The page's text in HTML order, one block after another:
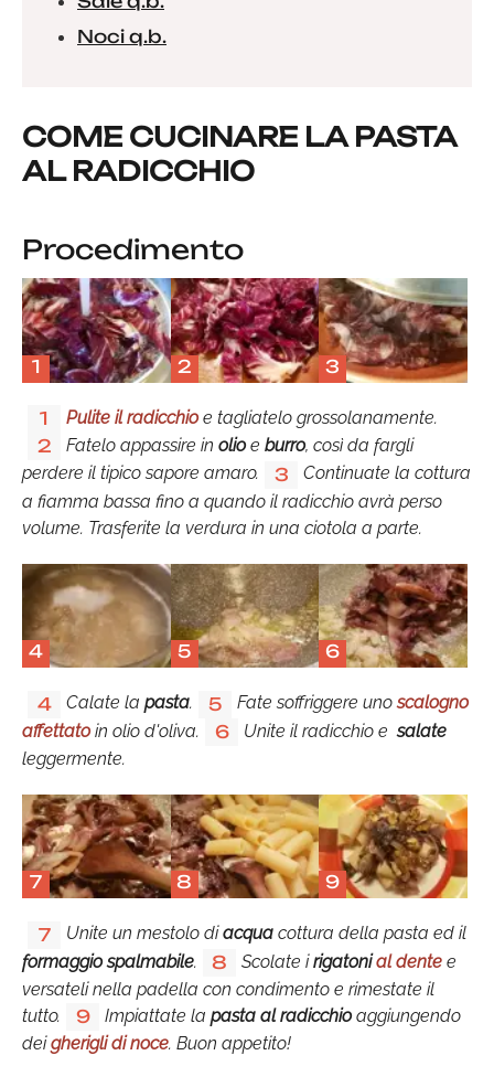
Noci q.b.
COME CUCINARE LA PASTA
AL RADICCHIO
Procedimento
1 2 3
1 Pulite il radicchioe tagliatelo grossolanamente.
2 Fatelo appassire in olioe burro, così da fargli
perdere il tipico sapore amaro.
3
Continuate la cottura
a fiamma bassa fino a quando il radicchio avrà perso
volume. Trasferite la verdura in una ciotola a parte.
4 5 6
4 Calate la pasta. 5 Fate soffriggere unoscalogno
affettatoin olio d'oliva. 6 Unite il radicchio esalate
leggermente.
7 8 9
7 Unite un mestolo diacqua cottura della pasta ed il
formaggio spalmabile. 8 Scolate irigatoni al dente e
versateli nella padella con condimento e rimestate il
tutto.
9 Impiattate la pasta al radicchioaggiungendo
deigherigli di noce. Buon appetito!